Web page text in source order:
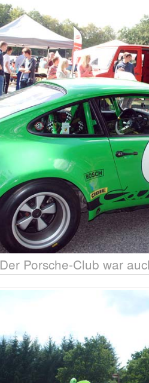
Der Porsche-Club war